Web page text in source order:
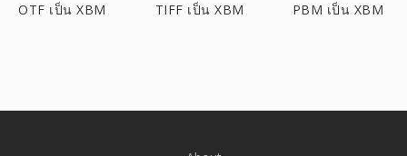
OTF เป็น XBM TIFF เป็น XBM PBM เป็น XBM